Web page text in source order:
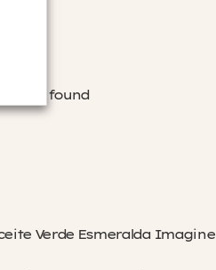
was found
Verde Esmeralda Imagine